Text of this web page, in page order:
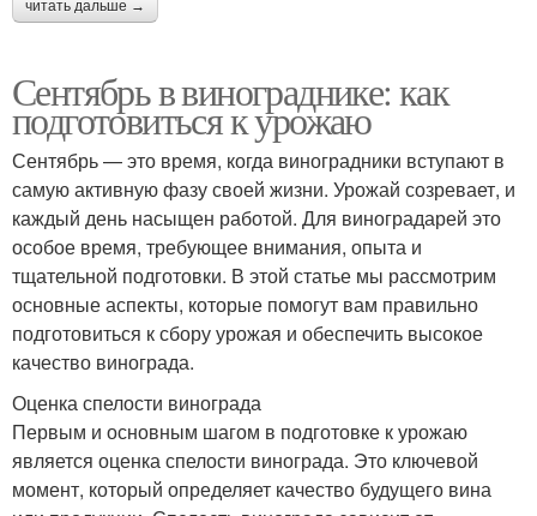
читать дальше →
Сентябрь в винограднике: как
подготовиться к урожаю
Сентябрь — это время, когда виноградники вступают в
самую активную фазу своей жизни. Урожай созревает, и
каждый день насыщен работой. Для виноградарей это
особое время, требующее внимания, опыта и
тщательной подготовки. В этой статье мы рассмотрим
основные аспекты, которые помогут вам правильно
подготовиться к сбору урожая и обеспечить высокое
качество винограда.
Оценка спелости винограда
Первым и основным шагом в подготовке к урожаю
является оценка спелости винограда. Это ключевой
момент, который определяет качество будущего вина